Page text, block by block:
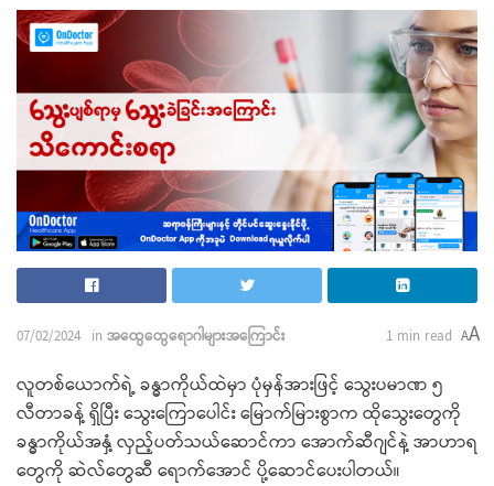
07/02/2024 in အထွေထွေရောဂါများအကြောင်း 1 min read AA
လူတစ်ယောက်ရဲ့ ခန္ဓာကိုယ်ထဲမှာ ပုံမှန်အားဖြင့် သွေးပမာဏ ၅
လီတာခန့် ရှိပြီး သွေးကြောပေါင်း မြောက်မြားစွာက ထိုသွေးတွေကို
ခန္ဓာကိုယ်အနှံ့ လှည့်ပတ်သယ်ဆောင်ကာ အောက်ဆီဂျင်နဲ့ အာဟာရ
တွေကို ဆဲလ်တွေဆီ ရောက်အောင် ပို့ဆောင်ပေးပါတယ်။